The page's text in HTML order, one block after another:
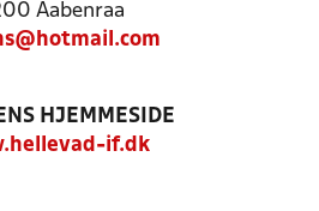
Aabenraa
HJEMMESIDE
if.dk